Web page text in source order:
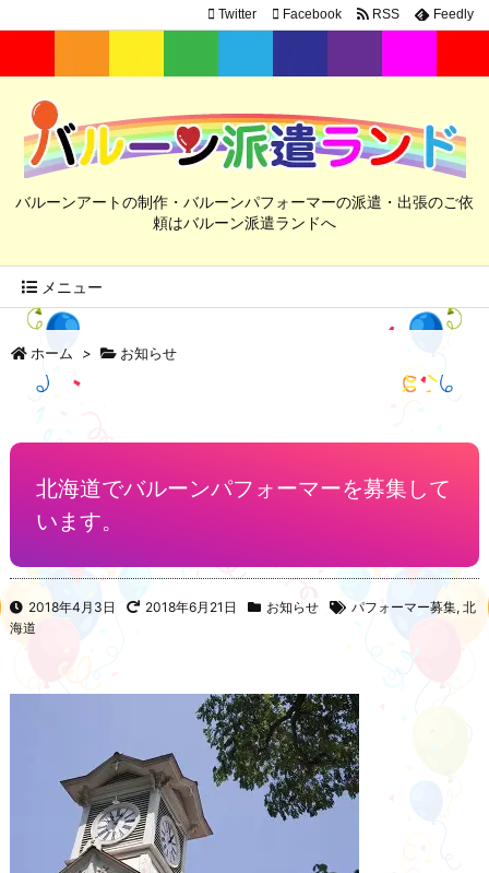
バルーンアートの制作・バルーンパフォーマーの派遣・出張のご依
頼はバルーン派遣ランドへ
メニュー
Twitter Facebook RSS Feedly
ホーム > お知らせ
北海道でバルーンパフォーマーを募集して
います。
2018年4月3日 2018年6月21日 お知らせ パフォーマー募集, 北
海道